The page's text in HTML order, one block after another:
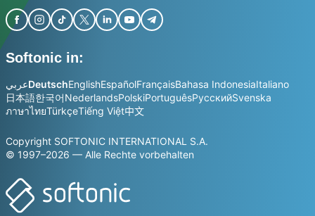
Softonic in:
عربيDeutschEnglishEspañolFrançaisBahasa IndonesiaItaliano
日本語한국어NederlandsPolskiPortuguêsРусскийSvenska
ภาษาไทยTürkçeTiếng Việt中文
Copyright SOFTONIC INTERNATIONAL S.A.
© 1997–2026 — Alle Rechte vorbehalten